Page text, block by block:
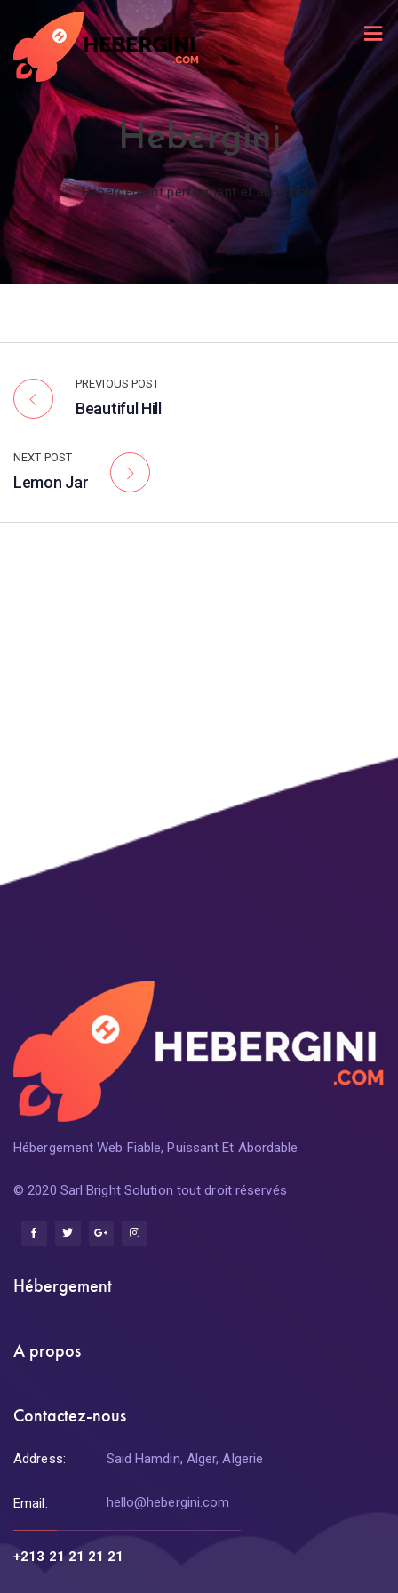
Hebergini
Hébergement performant et abordable
PREVIOUS POST
Beautiful Hill
NEXT POST
Lemon Jar
Hébergement Web Fiable, Puissant Et Abordable
© 2020 Sarl Bright Solution tout droit réservés
Hébergement
A propos
Contactez-nous
Address: Said Hamdin, Alger, Algerie
Email: hello@hebergini.com
+213 21 21 21 21